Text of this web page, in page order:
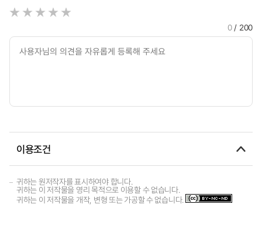
0/ 200
이용조건
귀하는 원저작자를 표시하여야 합니다.
귀하는 이 저작물을 영리 목적으로 이용할 수 없습니다.
귀하는 이 저작물을 개작, 변형 또는 가공할 수 없습니다.